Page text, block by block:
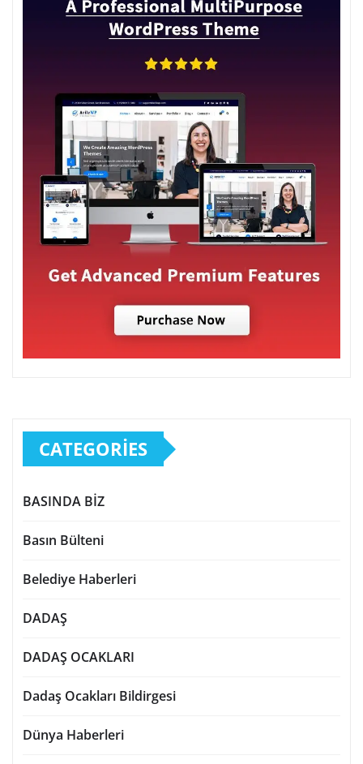
CATEGORIES
BASINDA BİZ
Basın Bülteni
Belediye Haberleri
DADAŞ
DADAŞ OCAKLARI
Dadaş Ocakları Bildirgesi
Dünya Haberleri